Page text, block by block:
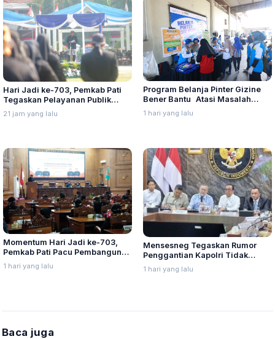
Hari Jadi ke-703, Pemkab Pati
Tegaskan Pelayanan Publik
Harus Makin Cepat dan Solutif
21 jam yang lalu
Program Belanja Pinter Gizine
Bener Bantu Atasi Masalah
Stunting di Kudus
1 hari yang lalu
Momentum Hari Jadi ke-703,
Pemkab Pati Pacu Pembangunan
Daerah
1 hari yang lalu
Mensesneg Tegaskan Rumor
Penggantian Kapolri Tidak
Benar
1 hari yang lalu
Baca juga